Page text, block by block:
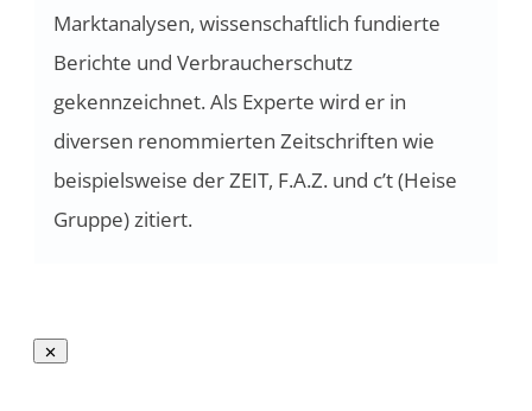
Marktanalysen, wissenschaftlich fundierte
Berichte und Verbraucherschutz
gekennzeichnet. Als Experte wird er in
diversen renommierten Zeitschriften wie
beispielsweise der ZEIT, F.A.Z. und c’t (Heise
Gruppe) zitiert.